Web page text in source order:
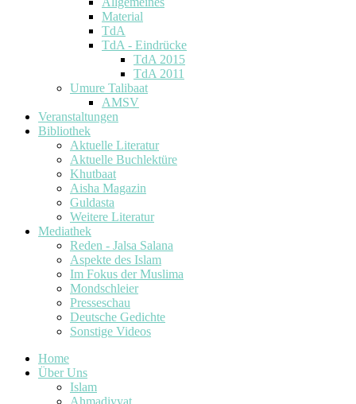
Material
TdA
TdA - Eindrücke
TdA 2015
TdA 2011
Umure Talibaat
AMSV
Veranstaltungen
Bibliothek
Aktuelle Literatur
Aktuelle Buchlektüre
Khutbaat
Aisha Magazin
Guldasta
Weitere Literatur
Mediathek
Reden - Jalsa Salana
Aspekte des Islam
Im Fokus der Muslima
Mondschleier
Presseschau
Deutsche Gedichte
Sonstige Videos
Home
Über Uns
Islam
Ahmadiyyat